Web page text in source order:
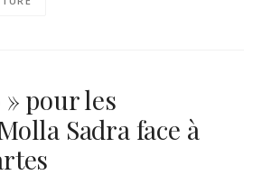
pour les
Sadra face à